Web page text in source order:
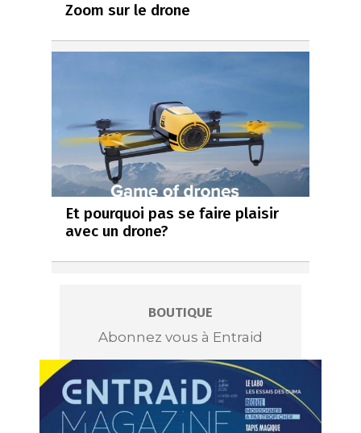
Zoom sur le drone
Et pourquoi pas se faire plaisir
avec un drone?
BOUTIQUE
Abonnez vous à Entraid